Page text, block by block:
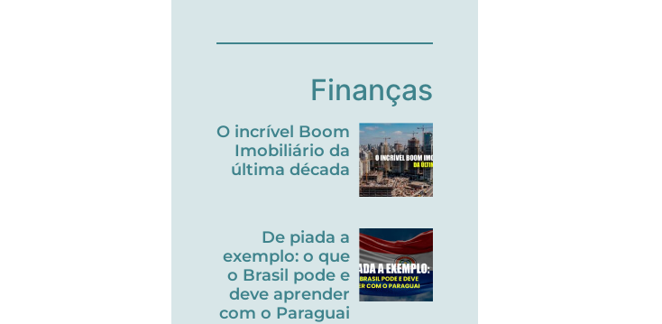
Finanças
O incrível Boom
Imobiliário da
última década
De piada a
exemplo: o que
o Brasil pode e
deve aprender
com o Paraguai